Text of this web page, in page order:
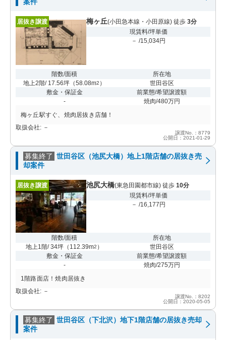
居抜き譲渡 梅ヶ丘(小田急本線・小田原線) 徒歩 3分
現賃料/坪単価
－ /15,034円
階数/面積
地上2階/ 17.56坪 （58.08m2 ）
所在地
世田谷区
敷金・保証金
-
前業態/希望譲渡額
焼肉/480万円
梅ヶ丘駅すぐ、焼肉居抜き店舗！
取扱会社: －
譲渡No.：8779
公開日：2021-01-29
募集終了 世田谷区（池尻大橋）地上1階店舗の居抜き売
却案件
居抜き譲渡 池尻大橋(東急田園都市線) 徒歩 10分
現賃料/坪単価
－ /16,177円
階数/面積
地上1階/ 34坪 （ 112.39m2 ）
所在地
世田谷区
敷金・保証金
-
前業態/希望譲渡額
焼肉/275万円
1階路面店！焼肉居抜き
取扱会社: －
譲渡No.：8202
公開日：2020-05-05
募集終了 世田谷区（下北沢）地下1階店舗の居抜き売却
案件